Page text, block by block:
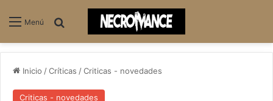
Menú
Inicio /Críticas /Criticas - novedades
Criticas - novedades